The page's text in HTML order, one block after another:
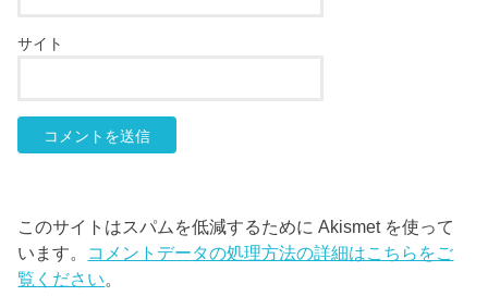
サイト
このサイトはスパムを低減するために Akismet を使って
います。 コメントデータの処理方法の詳細はこちらをご
覧ください。